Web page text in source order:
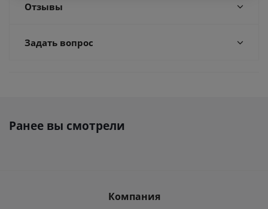
Отзывы
Задать вопрос
Ранее вы смотрели
Компания